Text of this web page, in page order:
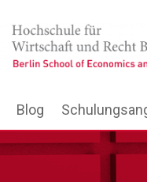
Blog